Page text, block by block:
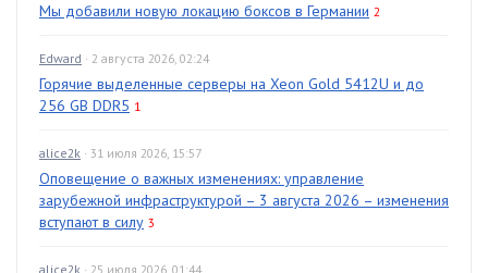
Мы добавили новую локацию боксов в Германии 2
Edward · 2 августа 2026, 02:24
Горячие выделенные серверы на Xeon Gold 5412U и до
256 GB DDR5 1
alice2k · 31 июля 2026, 15:57
Оповещение о важных изменениях: управление
зарубежной инфраструктурой – 3 августа 2026 – изменения
вступают в силу 3
alice2k · 25 июля 2026, 01:44